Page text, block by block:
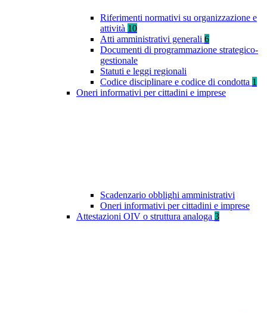
Riferimenti normativi su organizzazione e
attività 10
Atti amministrativi generali 6
Documenti di programmazione strategico-
gestionale
Statuti e leggi regionali
Codice disciplinare e codice di condotta 1
Oneri informativi per cittadini e imprese
Scadenzario obblighi amministrativi
Oneri informativi per cittadini e imprese
Attestazioni OIV o struttura analoga 3